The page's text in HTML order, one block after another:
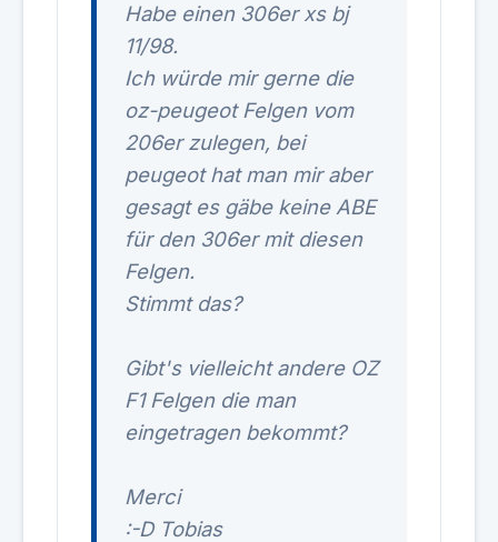
Habe einen 306er xs bj
11/98.
Ich würde mir gerne die
oz-peugeot Felgen vom
206er zulegen, bei
peugeot hat man mir aber
gesagt es gäbe keine ABE
für den 306er mit diesen
Felgen.
Stimmt das?
Gibt's vielleicht andere OZ
F1 Felgen die man
eingetragen bekommt?
Merci
:-D Tobias